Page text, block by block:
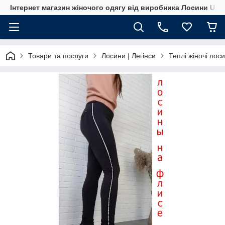
Інтернет магазин жіночого одягу від виробника Лосини UA
Товари та послуги Лосини | Легінси Теплі жіночі